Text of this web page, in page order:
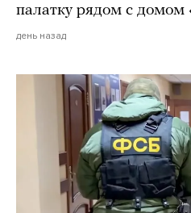
палатку рядом с домом
день назад